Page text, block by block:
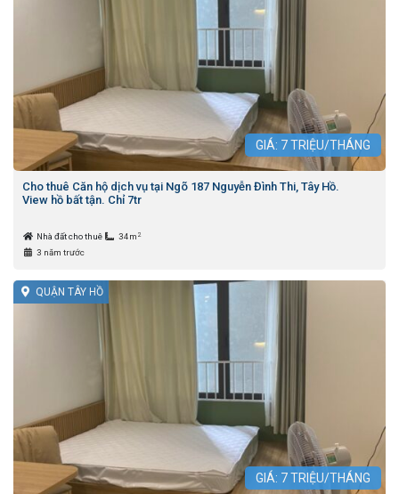
GIÁ: 7TRIỆU/THÁNG
Cho thuê Căn hộ dịch vụ tại Ngõ 187 Nguyễn Đình Thi, Tây Hồ.
View hồ bất tận. Chỉ 7tr
Nhà đất cho thuê 34m 2
3 năm trước
QUẬN TÂY HỒ
GIÁ: 7TRIỆU/THÁNG